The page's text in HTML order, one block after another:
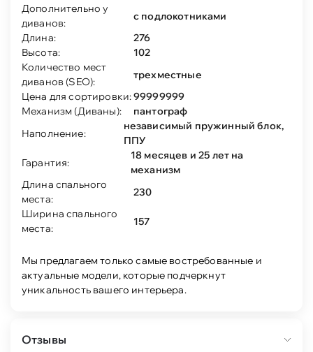
Дополнительно у
диванов:
с подлокотниками
Длина:
276
Высота:
102
Количество мест
диванов (SEO):
трехместные
Цена для сортировки:99999999
Механизм (Диваны):
пантограф
Наполнение:
независимый пружинный блок,
ППУ
Гарантия:
18 месяцев и 25 лет на
механизм
Длина спального
места:
230
Ширина спального
места:
157
Мы предлагаем только самые востребованные и
актуальные модели, которые подчеркнут
уникальность вашего интерьера.
Отзывы